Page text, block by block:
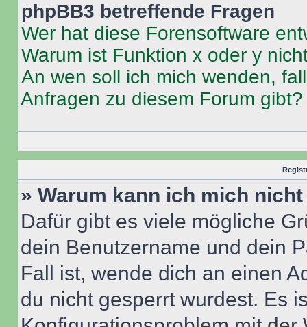
phpBB3 betreffende Fragen
Wer hat diese Forensoftware
Warum ist Funktion x oder y
An wen soll ich mich wenden,
Anfragen zu diesem Forum gibt?
» Warum kann ich mich
Dafür gibt es viele mögliche
dein Benutzername und dein
Fall ist, wende dich an einen
du nicht gesperrt wurdest. Es